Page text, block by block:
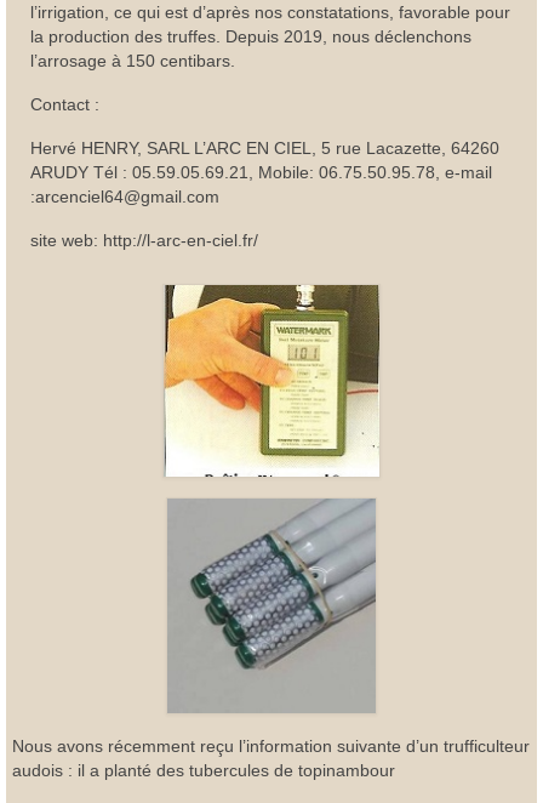
l’irrigation, ce qui est d’après nos constatations, favorable pour
la production des truffes. Depuis 2019, nous déclenchons
l’arrosage à 150 centibars.
Contact :
Hervé HENRY, SARL L’ARC EN CIEL, 5 rue Lacazette, 64260
ARUDY Tél : 05.59.05.69.21, Mobile: 06.75.50.95.78, e-mail
:arcenciel64@gmail.com
site web: http://l-arc-en-ciel.fr/
Nous avons récemment reçu l’information suivante d’un trufficulteur
audois : il a planté des tubercules de topinambour